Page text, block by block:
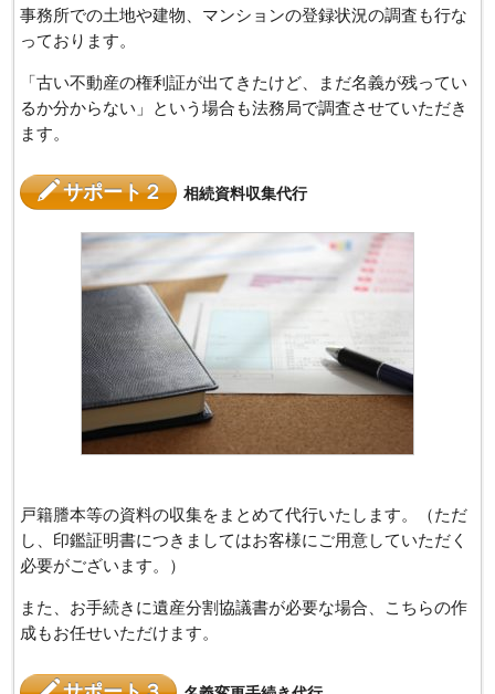
事務所での土地や建物、マンションの登録状況の調査も行な
っております。
「古い不動産の権利証が出てきたけど、まだ名義が残ってい
るか分からない」という場合も法務局で調査させていただき
ます。
サポート２ 相続資料収集代行
戸籍謄本等の資料の収集をまとめて代行いたします。（ただ
し、印鑑証明書につきましてはお客様にご用意していただく
必要がございます。）
また、お手続きに遺産分割協議書が必要な場合、こちらの作
成もお任せいただけます。